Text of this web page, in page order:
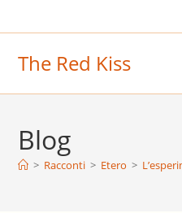
al
The Red Kiss
Blog
> Racconti > Etero >